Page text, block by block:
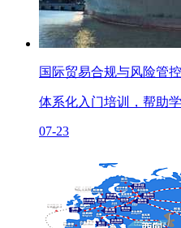
国际贸易合规与风险管
体系化入门培训，帮助
07-23